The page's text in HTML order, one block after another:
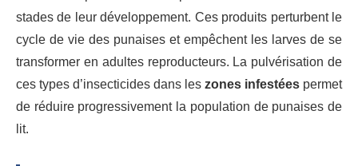
stades de leur développement. Ces produits perturbent le
cycle de vie des punaises et empêchent les larves de se
transformer en adultes reproducteurs. La pulvérisation de
ces types d’insecticides dans les zones infestées permet
de réduire progressivement la population de punaises de
lit.